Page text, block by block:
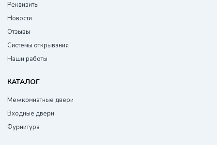
КАТАЛОГ
Межкомнатные двери
Входные двери
Фурнитура
Реквизиты
Новости
Отзывы
Системы открывания
Наши работы